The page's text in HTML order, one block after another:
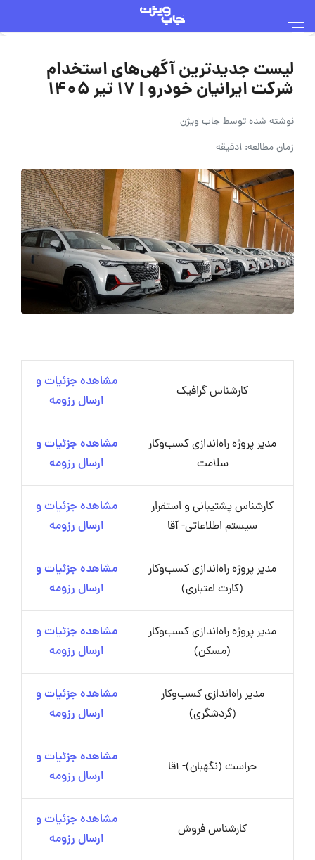
لیست جدیدترین آگهی‌های استخدام
شرکت ایرانیان خودرو | ۱۷ تیر ۱۴۰۵
نوشته شده توسطجاب ویژن
زمان مطالعه: 1دقیقه
کارشناس گرافیک
مشاهده جزئیات و
ارسال رزومه
مدیر پروژه راه‌اندازی کسب‌وکار
سلامت
مشاهده جزئیات و
ارسال رزومه
کارشناس پشتیبانی و استقرار
سیستم اطلاعاتی- آقا
مشاهده جزئیات و
ارسال رزومه
مدیر پروژه راه‌اندازی کسب‌وکار
(کارت اعتباری)
مشاهده جزئیات و
ارسال رزومه
مدیر پروژه راه‌اندازی کسب‌وکار
(مسکن)
مشاهده جزئیات و
ارسال رزومه
مدیر راه‌اندازی کسب‌وکار
(گردشگری)
مشاهده جزئیات و
ارسال رزومه
حراست (نگهبان)- آقا
مشاهده جزئیات و
ارسال رزومه
کارشناس فروش
مشاهده جزئیات و
ارسال رزومه